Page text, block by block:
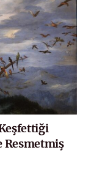
Resmetmiş